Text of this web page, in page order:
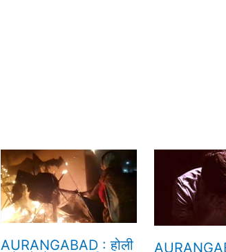
AURANGABAD : होली